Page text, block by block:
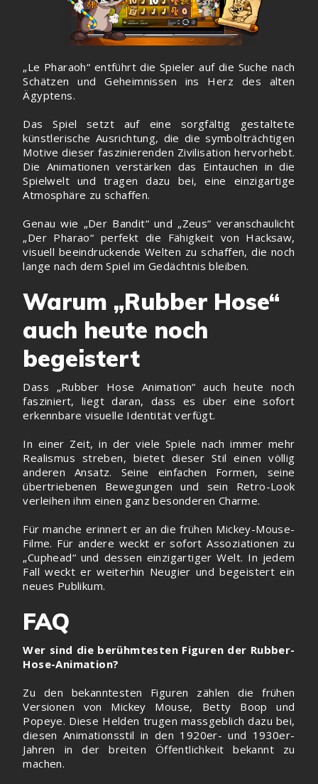
„Le Pharaoh“ entführt die Spieler auf die Suche nach
Schätzen und Geheimnissen ins Herz des alten
Ägyptens.
Das Spiel setzt auf eine sorgfältig gestaltete
künstlerische Ausrichtung, die die symbolträchtigen
Motive dieser faszinierenden Zivilisation hervorhebt.
Die Animationen verstärken das Eintauchen in die
Spielwelt und tragen dazu bei, eine einzigartige
Atmosphäre zu schaffen.
Genau wie „Der Bandit“ und „Zeus“ veranschaulicht
„Der Pharao“ perfekt die Fähigkeit von Hacksaw,
visuell beeindruckende Welten zu schaffen, die noch
lange nach dem Spiel im Gedächtnis bleiben.
Warum „Rubber Hose“
auch heute noch
begeistert
Dass „Rubber Hose Animation“ auch heute noch
fasziniert, liegt daran, dass es über eine sofort
erkennbare visuelle Identität verfügt.
In einer Zeit, in der viele Spiele nach immer mehr
Realismus streben, bietet dieser Stil einen völlig
anderen Ansatz. Seine einfachen Formen, seine
übertriebenen Bewegungen und sein Retro-Look
verleihen ihm einen ganz besonderen Charme.
Für manche erinnert er an die frühen Mickey-Mouse-
Filme. Für andere weckt er sofort Assoziationen zu
„Cuphead“ und dessen einzigartiger Welt. In jedem
Fall weckt er weiterhin Neugier und begeistert ein
neues Publikum.
FAQ
Wer sind die berühmtesten Figuren der Rubber-
Hose-Animation?
Zu den bekanntesten Figuren zählen die frühen
Versionen von Mickey Mouse, Betty Boop und
Popeye. Diese Helden trugen massgeblich dazu bei,
diesen Animationsstil in den 1920er- und 1930er-
Jahren in der breiten Öffentlichkeit bekannt zu
machen.